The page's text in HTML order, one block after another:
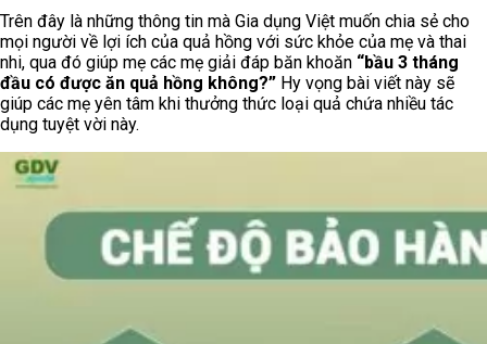
Trên đây là những thông tin mà Gia dụng Việt muốn chia sẻ cho
mọi người về lợi ích của quả hồng với sức khỏe của mẹ và thai
nhi, qua đó giúp mẹ các mẹ giải đáp băn khoăn “bầu 3 tháng
đầu có được ăn quả hồng không?” Hy vọng bài viết này sẽ
giúp các mẹ yên tâm khi thưởng thức loại quả chứa nhiều tác
dụng tuyệt vời này.